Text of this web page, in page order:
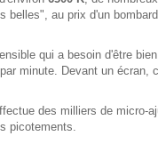
belles", au prix d'un
qui a besoin d'être
minute. Devant un écran,
des milliers de micro-
picotements.